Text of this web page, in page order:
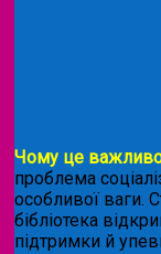
Чому це
проблема
особливої ваги.
бібліотека
підтримки й